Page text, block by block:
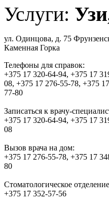
Услуги:
ул. Одинцова, д. 75
Каменная Горка
Телефоны для справок:
+375 17 320-64-94, +375 17
08, +375 17 276-55-78, +375
77-80
Записаться к врачу-
+375 17 320-64-94, +375 17
08
Вызов врача на дом:
+375 17 276-55-78, +375 17
80
Стоматологическое
+375 17 352-57-56